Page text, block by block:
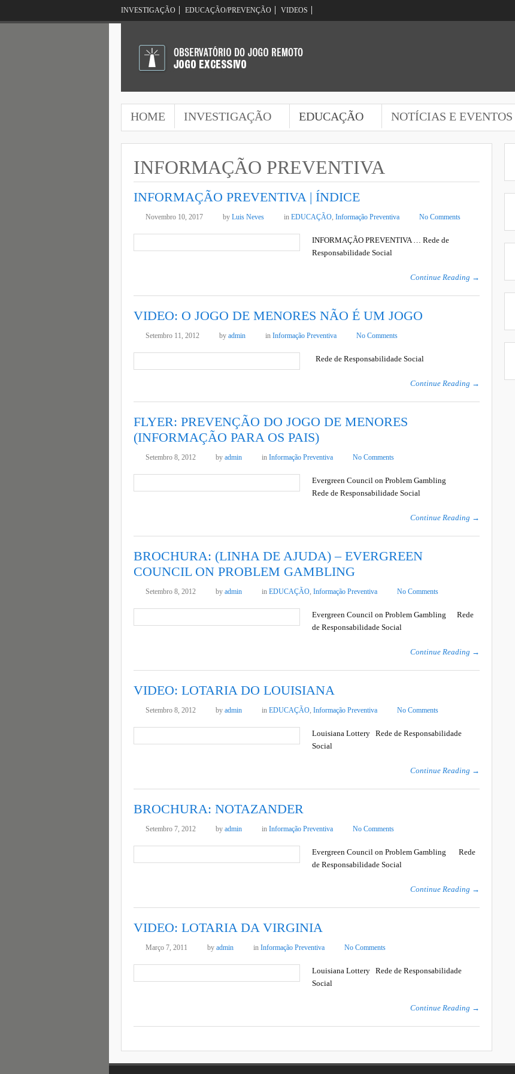
INVESTIGAÇÃO EDUCAÇÃO/PREVENÇÃO VIDEOS
HOME INVESTIGAÇÃO EDUCAÇÃO NOTÍCIAS E EVENTOS
INFORMAÇÃO PREVENTIVA
INFORMAÇÃO PREVENTIVA | ÍNDICE
Novembro 10, 2017 by Luis Neves in EDUCAÇÃO, Informação Preventiva No Comments
INFORMAÇÃO PREVENTIVA … Rede de
Responsabilidade Social
Continue Reading →
VIDEO: O JOGO DE MENORES NÃO É UM JOGO
Setembro 11, 2012 by admin in Informação Preventiva No Comments
Rede de Responsabilidade Social
Continue Reading →
FLYER: PREVENÇÃO DO JOGO DE MENORES
(INFORMAÇÃO PARA OS PAIS)
Setembro 8, 2012 by admin in Informação Preventiva No Comments
Evergreen Council on Problem Gambling
Rede de Responsabilidade Social
Continue Reading →
BROCHURA: (LINHA DE AJUDA) – EVERGREEN
COUNCIL ON PROBLEM GAMBLING
Setembro 8, 2012 by admin in EDUCAÇÃO, Informação Preventiva No Comments
Evergreen Council on Problem Gambling Rede
de Responsabilidade Social
Continue Reading →
VIDEO: LOTARIA DO LOUISIANA
Setembro 8, 2012 by admin in EDUCAÇÃO, Informação Preventiva No Comments
Louisiana Lottery Rede de Responsabilidade
Social
Continue Reading →
BROCHURA: NOTAZANDER
Setembro 7, 2012 by admin in Informação Preventiva No Comments
Evergreen Council on Problem Gambling Rede
de Responsabilidade Social
Continue Reading →
VIDEO: LOTARIA DA VIRGINIA
Março 7, 2011 by admin in Informação Preventiva No Comments
Louisiana Lottery Rede de Responsabilidade
Social
Continue Reading →